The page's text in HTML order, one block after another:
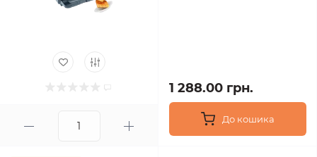
1 288.00 грн.
До кошика